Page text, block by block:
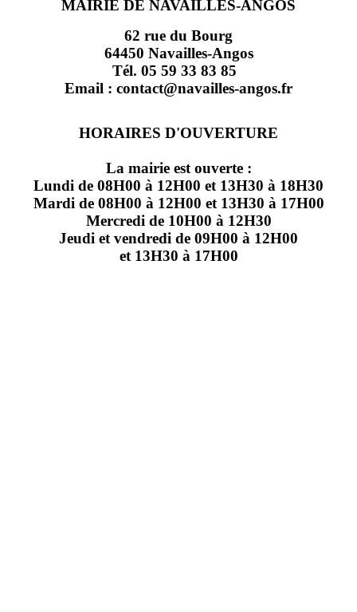
MAIRIE DE NAVAILLES-ANGOS
62 rue du Bourg
64450 Navailles-Angos
Tél. 05 59 33 83 85
Email : contact@navailles-angos.fr
HORAIRES D'OUVERTURE
La mairie est ouverte :
Lundi de 08H00 à 12H00 et 13H30 à 18H30
Mardi de 08H00 à 12H00 et 13H30 à 17H00
Mercredi de 10H00 à 12H30
Jeudi et vendredi de 09H00 à 12H00
et 13H30 à 17H00